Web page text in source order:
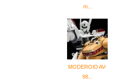
m...
MODEROID AV-
98...